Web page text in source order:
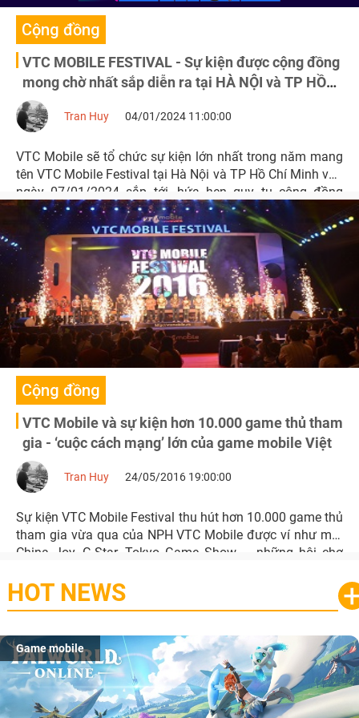
Cộng đồng
VTC MOBILE FESTIVAL - Sự kiện được cộng đồng
mong chờ nhất sắp diễn ra tại HÀ NỘI và TP HỒ
CHÍ MINH
Tran Huy 04/01/2024 11:00:00
VTC Mobile sẽ tổ chức sự kiện lớn nhất trong năm mang
tên VTC Mobile Festival tại Hà Nội và TP Hồ Chí Minh vào
ngày 07/01/2024 sắp tới, hứa hẹn quy tụ cộng đồng
game thủ Việt đông đảo đến từ rất nhiều tựa game được
yêu thích hiện nay.
Cộng đồng
VTC Mobile và sự kiện hơn 10.000 game thủ tham
gia - ‘cuộc cách mạng’ lớn của game mobile Việt
Tran Huy 24/05/2016 19:00:00
Sự kiện VTC Mobile Festival thu hút hơn 10.000 game thủ
tham gia vừa qua của NPH VTC Mobile được ví như một
China Joy, G-Star, Tokyo Game Show – những hội chợ
HOT NEWS
Game mobile